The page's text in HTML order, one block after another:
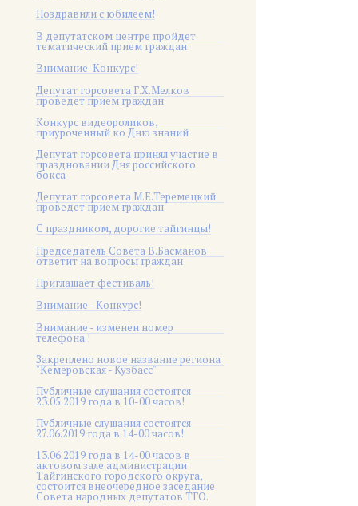
Поздравили с юбилеем!
В депутатском центре пройдет
тематический прием граждан
Внимание-Конкурс!
Депутат горсовета Г.Х.Мелков
проведет прием граждан
Конкурс видеороликов,
приуроченный ко Дню знаний
Депутат горсовета принял участие в
праздновании Дня российского
бокса
Депутат горсовета М.Е.Теремецкий
проведет прием граждан
С праздником, дорогие тайгинцы!
Председатель Совета В.Басманов
ответит на вопросы граждан
Приглашает фестиваль!
Внимание - Конкурс!
Внимание - изменен номер
телефона !
Закреплено новое название региона
"Кемеровская - Кузбасс"
Публичные слушания состоятся
23.05.2019 года в 10-00 часов!
Публичные слушания состоятся
27.06.2019 года в 14-00 часов!
13.06.2019 года в 14-00 часов в
актовом зале администрации
Тайгинского городского округа,
состоится внеочередное заседание
Совета народных депутатов ТГО.